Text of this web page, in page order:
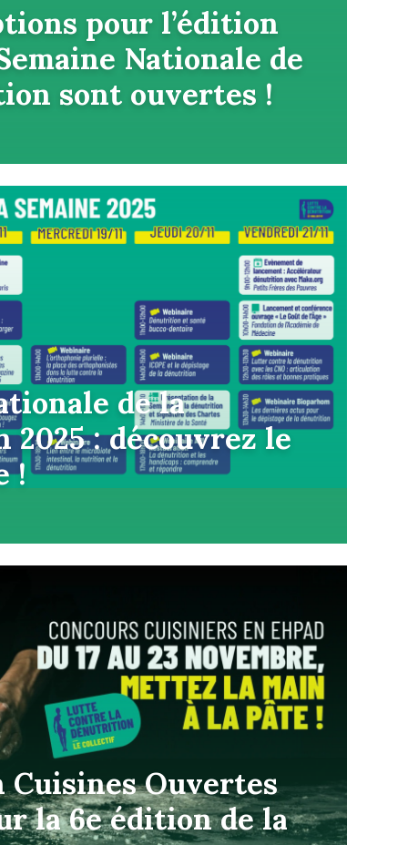
pour l’édition
Nationale de
sont ouvertes !
de la
: découvrez le
!
Cuisines Ouvertes
la 6e édition de la